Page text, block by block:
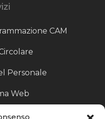
CAM
Personale
Web